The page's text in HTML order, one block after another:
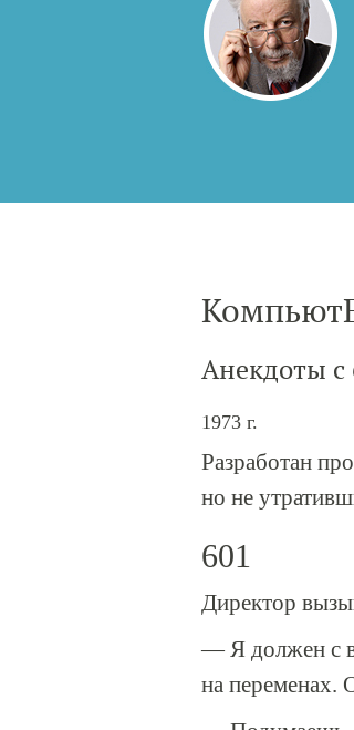
Анекдоты с
1973 г.
Разработан
но не
601
Директор
— Я должен с
на переменах.